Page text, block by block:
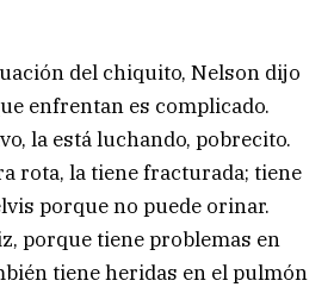
del chiquito, Nelson dijo
enfrentan es complicado.
la está luchando, pobrecito.
rota, la tiene fracturada; tiene
porque no puede orinar.
porque tiene problemas en
tiene heridas en el pulmón